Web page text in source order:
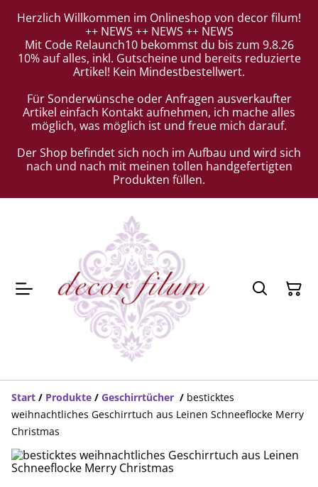
Herzlich Willkommen im Onlineshop von decor filum!
++ NEWS ++ NEWS ++ NEWS
Mit Code Relaunch10 bekommst du bis zum 9.8.26
10% auf alles, inkl. Gutscheine und bereits reduzierte
Artikel! Kein Mindestbestellwert.
Für Sonderwünsche oder Anfragen ausverkaufter
Artikel einfach Kontakt aufnehmen, ich mache alles
möglich, was möglich ist und freue mich darauf.
Der Shop befindet sich noch im Aufbau und wird sich
nach und nach mit meinen tollen handgefertigten
Produkten füllen.
Start / Produkte / Geschirrtücher / besticktes
weihnachtliches Geschirrtuch aus Leinen Schneeflocke Merry
Christmas